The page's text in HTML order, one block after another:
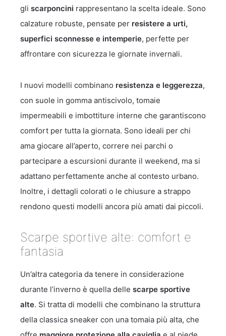
gli scarponcini rappresentano la scelta ideale. Sono
calzature robuste, pensate per resistere a urti,
superfici sconnesse e intemperie, perfette per
affrontare con sicurezza le giornate invernali.
I nuovi modelli combinano resistenza e leggerezza,
con suole in gomma antiscivolo, tomaie
impermeabili e imbottiture interne che garantiscono
comfort per tutta la giornata. Sono ideali per chi
ama giocare all’aperto, correre nei parchi o
partecipare a escursioni durante il weekend, ma si
adattano perfettamente anche al contesto urbano.
Inoltre, i dettagli colorati o le chiusure a strappo
rendono questi modelli ancora più amati dai piccoli.
Scarpe sportive alte: comfort e
fantasia
Un’altra categoria da tenere in considerazione
durante l’inverno è quella delle scarpe sportive
alte. Si tratta di modelli che combinano la struttura
della classica sneaker con una tomaia più alta, che